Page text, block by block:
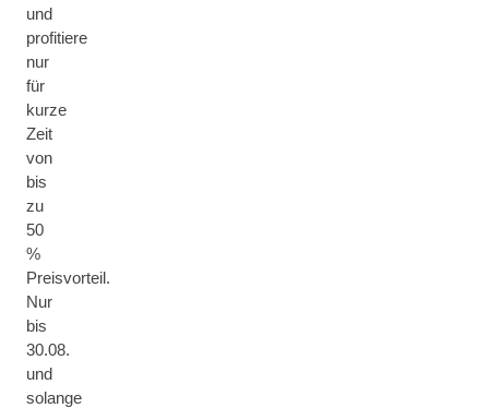
und
profitiere
nur
für
kurze
Zeit
von
bis
zu
50
%
Preisvorteil.
Nur
bis
30.08.
und
solange